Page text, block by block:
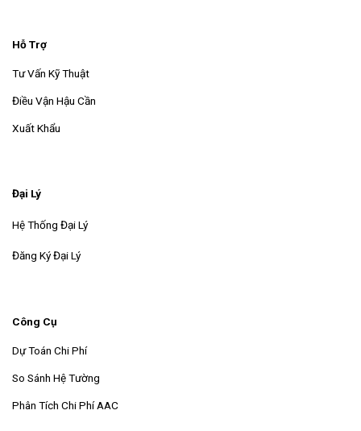
Hỗ Trợ
Tư Vấn Kỹ Thuật
Điều Vận Hậu Cần
Xuất Khẩu
Đại Lý
Hệ Thống Đại Lý
Đăng Ký Đại Lý
Công Cụ
Dự Toán Chi Phí
So Sánh Hệ Tường
Phân Tích Chi Phí AAC